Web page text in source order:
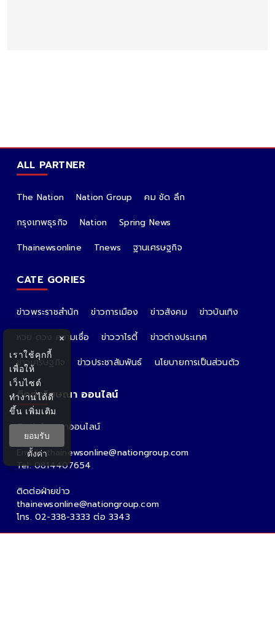
ALL PARTNER
The Nation Nation Group
คม ชัด ลึก
กรุงเทพธุรกิจ
Nation
Spring News
Thainewsonline
Tnews ฐานเศรษฐกิจ
CATE GORIES
ข่าวพระราชสำนัก ข่าวการเมือง ข่าวสังคม
ข่าวบันเทิง
หวย ดวง ความเชื่อ
ข่าววาไรตี้
ข่าวต่างประเทศ
ข่าวเศรษฐกิจ
ข่าวประชาสัมพันธ์ นโยบายการเป็นส่วนตัว
ติดต่อโฆษณา ออนไลน์
ติดต่อโฆษณาออนไลน์
คุณอ้อ
Email : thainewsonline@nationgroup.com
Tel: 0814407654
ติดต่อฝ่ายข่าว
thainewsonline@nationgroup.com
โทร. 02-338-3333 ต่อ 3343
×
เราใช้คุกกี้
เพื่อให้
เว็บไซต์
ทำงานได้ดี
ขึ้น เพิ่มเติม
ยอมรับ
ตั้งค่า